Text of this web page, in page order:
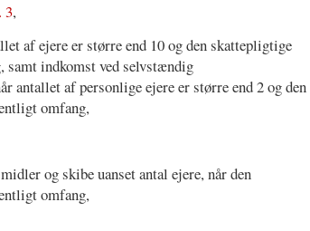
3,
af ejere er større end 10 og den skattepligtige
indkomst ved selvstændig
antallet af personlige ejere er større end 2 og den
omfang,
og skibe uanset antal ejere, når den
omfang,